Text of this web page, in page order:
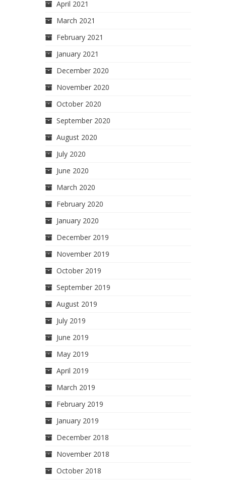
April 2021
March 2021
February 2021
January 2021
December 2020
November 2020
October 2020
September 2020
August 2020
July 2020
June 2020
March 2020
February 2020
January 2020
December 2019
November 2019
October 2019
September 2019
August 2019
July 2019
June 2019
May 2019
April 2019
March 2019
February 2019
January 2019
December 2018
November 2018
October 2018